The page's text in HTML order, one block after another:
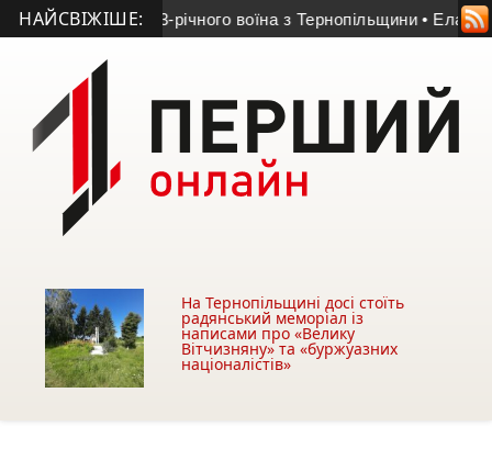
НАЙСВІЖІШЕ:
життя 23-річного воїна з Тернопільщини • Еластичний
На Тернопільщині досі стоїть
радянський меморіал із
написами про «Велику
Вітчизняну» та «буржуазних
націоналістів»